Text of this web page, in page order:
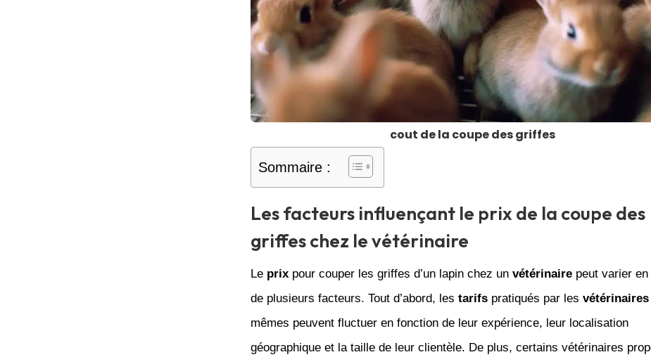
cout de la coupe des griffes
Sommaire :
Les facteurs influençant le prix de la coupe des
griffes chez le vétérinaire
Le prixpour couper les griffes d’un lapin chez un vétérinairepeut varier en
de plusieurs facteurs. Tout d’abord, les tarifspratiqués par les vétérinaires
mêmes peuvent fluctuer en fonction de leur expérience, leur localisation
géographique et la taille de leur clientèle. De plus, certains vétérinaires